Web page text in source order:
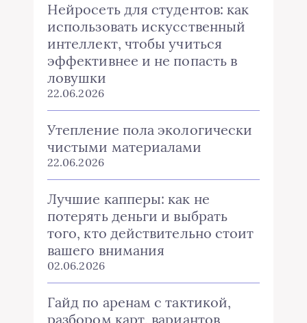
Нейросеть для студентов: как
использовать искусственный
интеллект, чтобы учиться
эффективнее и не попасть в
ловушки
22.06.2026
Утепление пола экологически
чистыми материалами
22.06.2026
Лучшие капперы: как не
потерять деньги и выбрать
того, кто действительно стоит
вашего внимания
02.06.2026
Гайд по аренам с тактикой,
разбором карт, вариантов